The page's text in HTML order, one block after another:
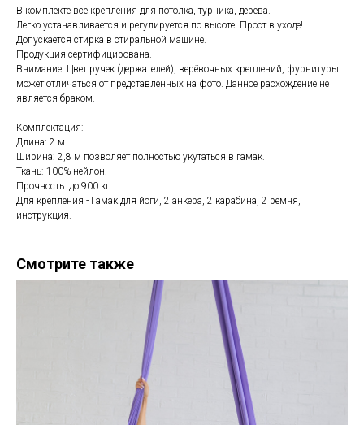
В комплекте все крепления для потолка, турника, дерева.
Легко устанавливается и регулируется по высоте! Прост в уходе!
Допускается стирка в стиральной машине.
Продукция сертифицирована.
Внимание! Цвет ручек (держателей), верёвочных креплений, фурнитуры
может отличаться от представленных на фото. Данное расхождение не
является браком.
Комплектация:
Длина: 2 м.
Ширина: 2,8 м позволяет полностью укутаться в гамак.
Ткань: 100% нейлон.
Прочность: до 900 кг.
Для крепления - Гамак для йоги, 2 анкера, 2 карабина, 2 ремня,
инструкция.
Смотрите также